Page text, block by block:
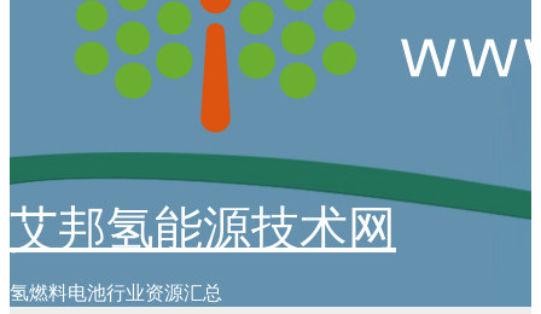
艾邦氢能源技术网
氢燃料电池行业资源汇总